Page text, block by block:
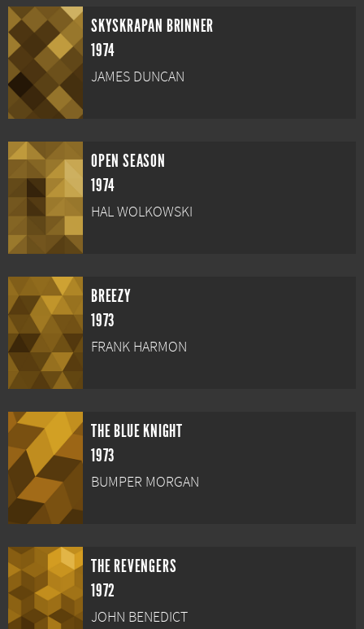
SKYSKRAPAN BRINNER
1974
JAMES DUNCAN
OPEN SEASON
1974
HAL WOLKOWSKI
BREEZY
1973
FRANK HARMON
THE BLUE KNIGHT
1973
BUMPER MORGAN
THE REVENGERS
1972
JOHN BENEDICT